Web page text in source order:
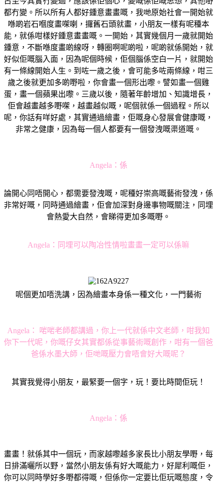
都冇變。所以所有人都好鍾意畫畫嘅，我哋原始社會一開始就
喺啲岩石嗰度畫㗎喇，攞舊石頭就畫，小朋友一樣有呢種本
能，就係咁樣好鍾意畫畫嘅。一開始，其實幾個月一歲就開始
鍾意，不斷喺度畫啲線呀，轉圈啊呢啲啦，呢啲就係開始，就
好似佢嘅腦入面，因為呢個時候，佢個腦係空白一片，就開始
有一條線開始人生。到咗一歲之後，會可能多咗兩條線，咁三
歲之後就更加多啲嘢啦，你會畫一個形出嚟。譬如畫一個雞
蛋，畫一個蘋果出嚟。三歲以後，隨著年齡增加、知識增長，
佢會越畫越多嘢㗎，越畫越似嘅，呢個就係一個過程。所以
呢，你話有咩好處，其實通過繪畫，佢嘅身心發展會健康嘅，
非常之健康，因為每一個人都要有一個發洩嘅渠道嘅。
Angela： 係
論開心同唔開心，都需要發洩嘅，呢種好崇高嘅藝術發洩，係
非常好嘅，同時通過繪畫，佢會加深對身邊事物嘅關注，同埋
會熱愛大自然，會睇得更加多嘅嘢。
Angela： 同埋可以陶冶性情啦畫畫一定可以係嘛
呢個更加唔洗講，因為繪畫本身係一種文化，一門藝術
Angela：
啱啱老師都講過，你上一代就係中文老師，咁我知
你下一代呢，你嘅仔女其實都係從事藝術嘅創作，咁有一個爸
爸係水墨大師，佢哋嘅壓力會唔會好大嘅呢？
其實我覺得小朋友，最緊要一個字，玩！要比時間佢玩！
Angela： 係
畫畫！就係其中一個玩，而家越嚟越多家長比小朋友學嘢，每
日排滿曬所以野，當然小朋友係有好大嘅能力，好犀利嘅佢，
你可以同時學好多嘢都得嘅，但係你一定要比佢玩嘅態度，令